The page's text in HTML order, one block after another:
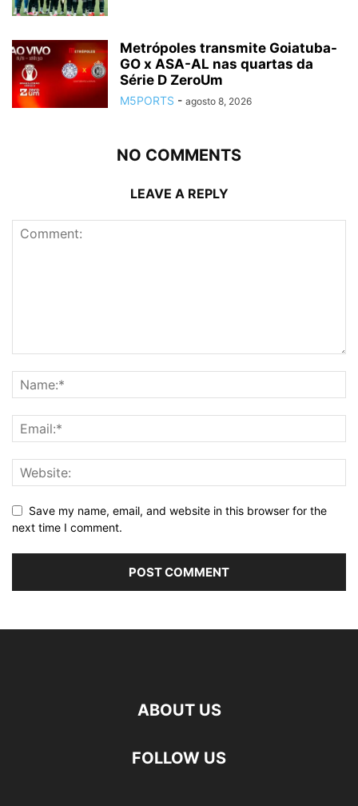
Metrópoles transmite Goiatuba-
GO x ASA-AL nas quartas da
Série D ZeroUm
M5PORTS - agosto 8, 2026
NO COMMENTS
LEAVE A REPLY
Save my name, email, and website in this browser for the
next time I comment.
ABOUT US
FOLLOW US